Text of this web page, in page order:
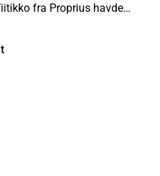
fra Proprius havde